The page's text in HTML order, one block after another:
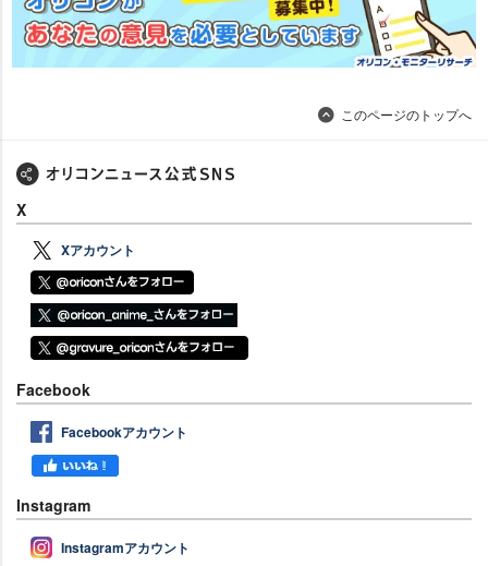
このページのトップへ
X
Xアカウント
Facebook
Facebookアカウント
Instagram
Instagramアカウント